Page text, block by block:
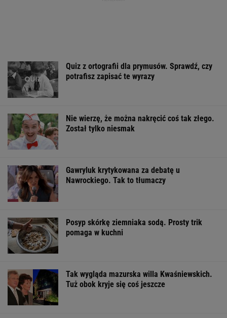
Quiz z ortografii dla prymusów. Sprawdź, czy
potrafisz zapisać te wyrazy
Nie wierzę, że można nakręcić coś tak złego.
Został tylko niesmak
Gawryluk krytykowana za debatę u
Nawrockiego. Tak to tłumaczy
Posyp skórkę ziemniaka sodą. Prosty trik
pomaga w kuchni
Tak wygląda mazurska willa Kwaśniewskich.
Tuż obok kryje się coś jeszcze